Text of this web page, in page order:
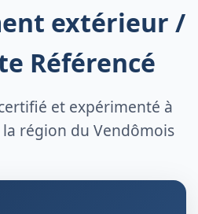
extérieur /
Référencé
et expérimenté à
région du Vendômois